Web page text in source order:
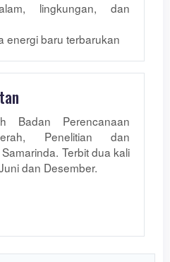
lingkungan, dan
energi baru terbarukan
Badan Perencanaan
Penelitian dan
Terbit dua kali
dan Desember.